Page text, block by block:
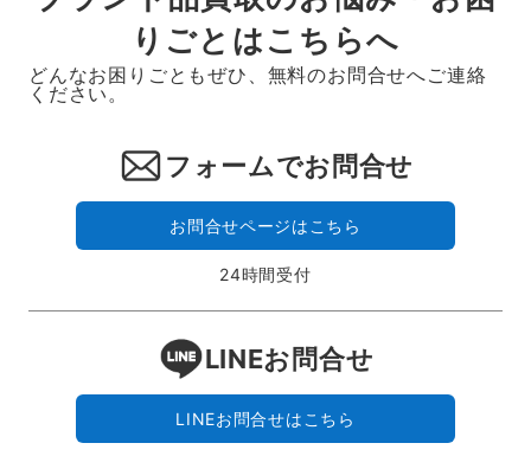
りごとはこちらへ
どんなお困りごともぜひ、無料のお問合せへご連絡
ください。
フォームでお問合せ
お問合せページはこちら
24時間受付
LINEお問合せ
LINEお問合せはこちら